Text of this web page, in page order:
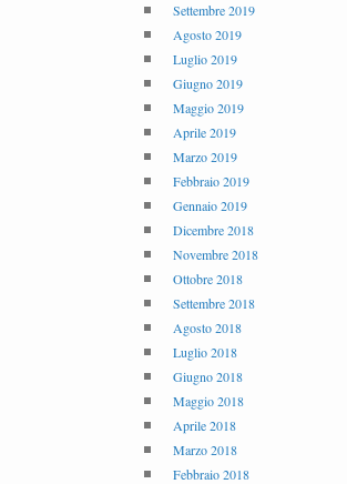
Settembre 2019
Agosto 2019
Luglio 2019
Giugno 2019
Maggio 2019
Aprile 2019
Marzo 2019
Febbraio 2019
Gennaio 2019
Dicembre 2018
Novembre 2018
Ottobre 2018
Settembre 2018
Agosto 2018
Luglio 2018
Giugno 2018
Maggio 2018
Aprile 2018
Marzo 2018
Febbraio 2018